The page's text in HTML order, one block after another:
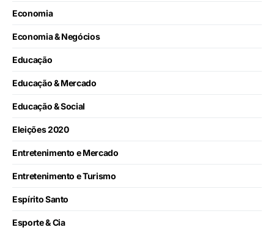
Economia
Economia & Negócios
Educação
Educação & Mercado
Educação & Social
Eleições 2020
Entretenimento e Mercado
Entretenimento e Turismo
Espírito Santo
Esporte & Cia